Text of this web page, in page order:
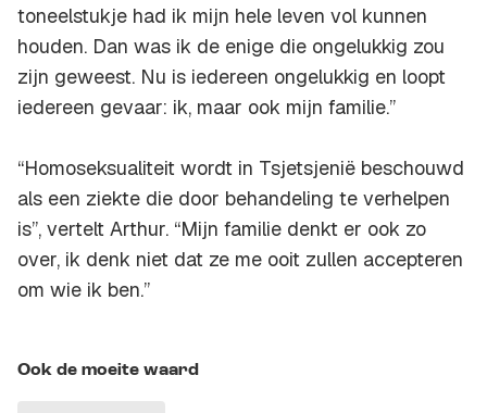
toneelstukje had ik mijn hele leven vol kunnen
houden. Dan was ik de enige die ongelukkig zou
zijn geweest. Nu is iedereen ongelukkig en loopt
iedereen gevaar: ik, maar ook mijn familie.”
“Homoseksualiteit wordt in Tsjetsjenië beschouwd
als een ziekte die door behandeling te verhelpen
is”, vertelt Arthur. “Mijn familie denkt er ook zo
over, ik denk niet dat ze me ooit zullen accepteren
om wie ik ben.”
Ook de moeite waard